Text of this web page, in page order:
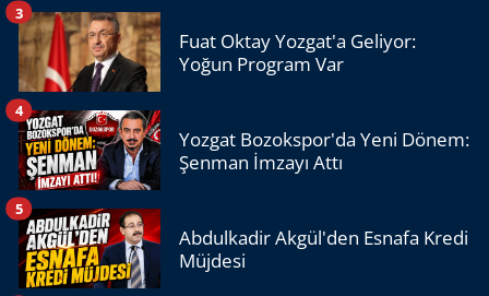
Fuat Oktay Yozgat'a Geliyor:
Yoğun Program Var
3
Yozgat Bozokspor'da Yeni Dönem:
Şenman İmzayı Attı
4
Abdulkadir Akgül'den Esnafa Kredi
Müjdesi
5